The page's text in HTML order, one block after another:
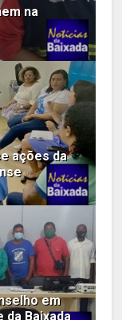
na
ações da
em
da Baixada